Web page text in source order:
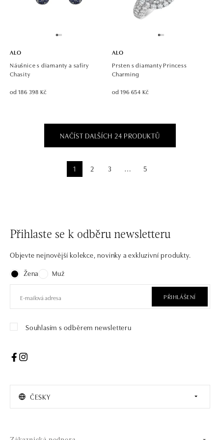
ALO
Náušnice s diamanty a safíry
Chasity
od 186 398 Kč
ALO
Prsten s diamanty Princess
Charming
od 196 654 Kč
NAČÍST DALŠÍCH 24 PRODUKTŮ
1 2 3 ⋯ 5
Přihlaste se k odběru newsletteru
Objevte nejnovější kolekce, novinky a exkluzivní produkty.
Žena
Muž
PŘIHLÁŠENÍ
Souhlasím s odběrem newsletteru
ČESKY